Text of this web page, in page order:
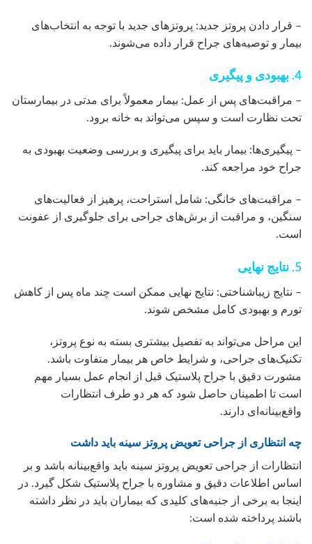
– قرار دادن پروتز جدید: پروتزهای جدید با توجه به انتخاب‌های
بیمار و توصیه‌های جراح قرار داده می‌شوند.
4. بهبودی و پیگیری
– مراقبت‌های پس از عمل: بیمار معمولاً برای مدتی در بیمارستان
تحت نظارت است و سپس می‌تواند به خانه برود.
– پیگیری‌ها: بیمار باید برای پیگیری و بررسی وضعیت بهبودی به
جراح خود مراجعه کند.
– مراقبت‌های خانگی: شامل استراحت، پرهیز از فعالیت‌های
سنگین، و مراقبت از برش‌های جراحی برای جلوگیری از عفونت
است.
5. نتایج نهایی
– نتایج زیباشناختی: نتایج نهایی ممکن است چند ماه پس از کاهش
تورم و بهبودی کامل مشخص شوند.
این مراحل می‌تواند به تفصیل بیشتری بسته به نوع پروتز،
تکنیک‌های جراحی، و شرایط خاص هر بیمار متفاوت باشد.
مشورت دقیق با جراح پلاستیک قبل از انجام عمل بسیار مهم
است تا اطمینان حاصل شود که هر دو طرف انتظارات
واقع‌بینانه‌ای دارند.
چه انتظاری از جراحی تعویض پروتز سینه باید داشت
انتظارات از جراحی تعویض پروتز سینه باید واقع‌بینانه باشد و بر
اساس اطلاعات دقیق و مشاوره با جراح پلاستیک شکل گیرد. در
اینجا به برخی از جنبه‌های کلیدی که بیماران باید در نظر داشته
باشند پرداخته شده است: